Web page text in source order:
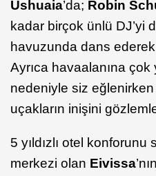
Ushuaia’da; Robin
kadar birçok ünlü DJ’yi
havuzunda dans
Ayrıca havaalanına çok
nedeniyle siz
uçakların inişini
5 yıldızlı otel konforunu
merkezi olan Eivissa’nın